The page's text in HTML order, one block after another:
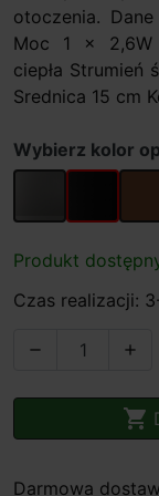
otoczenia.
Moc 1 x 2,6W
ciepła Strumień
Srednica 15 cm
Wybierz kolor
szary kamień
czarny
Produkt
Czas realizacji:
 

Darmowa